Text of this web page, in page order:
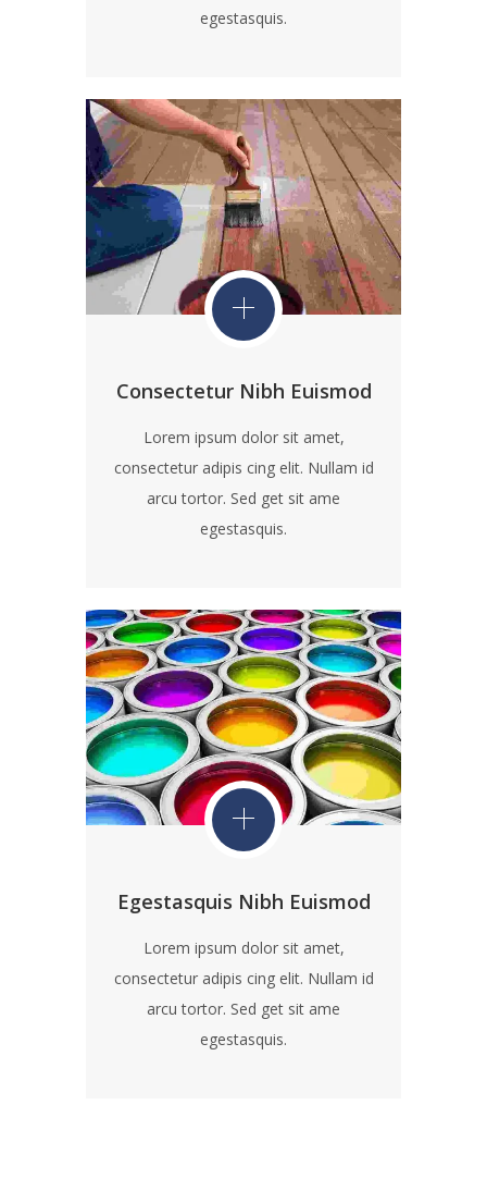
egestasquis.
Consectetur Nibh Euismod
Lorem ipsum dolor sit amet,
consectetur adipis cing elit. Nullam id
arcu tortor. Sed get sit ame
egestasquis.
Egestasquis Nibh Euismod
Lorem ipsum dolor sit amet,
consectetur adipis cing elit. Nullam id
arcu tortor. Sed get sit ame
egestasquis.